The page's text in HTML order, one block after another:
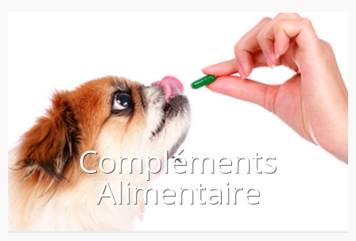
Compléments
Alimentaire